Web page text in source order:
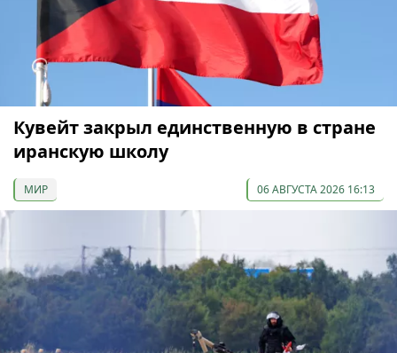
Кувейт закрыл единственную в стране
иранскую школу
МИР 06 АВГУСТА 2026 16:13